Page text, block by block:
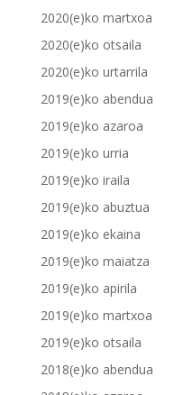
2020(e)ko martxoa
2020(e)ko otsaila
2020(e)ko urtarrila
2019(e)ko abendua
2019(e)ko azaroa
2019(e)ko urria
2019(e)ko iraila
2019(e)ko abuztua
2019(e)ko ekaina
2019(e)ko maiatza
2019(e)ko apirila
2019(e)ko martxoa
2019(e)ko otsaila
2018(e)ko abendua